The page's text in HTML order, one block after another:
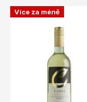
V
ý
Více za méně